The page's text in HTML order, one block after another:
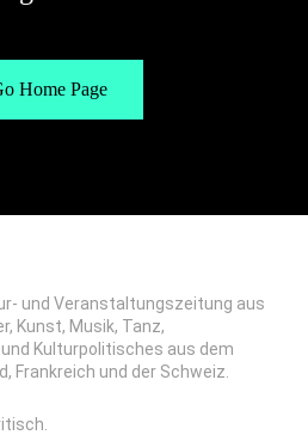
Home Page
und Veranstaltungszeitung aus
Kunst, Musik, Tanz,
Kulturpolitisches aus dem
Frankreich und der Schweiz.